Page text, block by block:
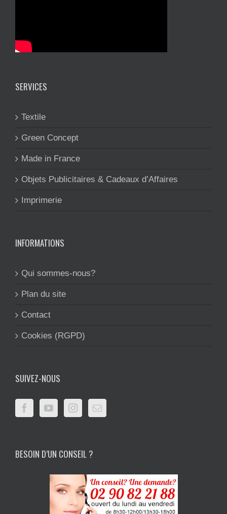
SERVICES
Textile
Green Concept
Made in France
Objets Publicitaires & Cadeaux d’Affaires
Imprimerie
INFORMATIONS
Qui sommes-nous?
Plan du site
Contact
Cookies (RGPD)
SUIVEZ-NOUS
BESOIN D’UN CONSEIL ?